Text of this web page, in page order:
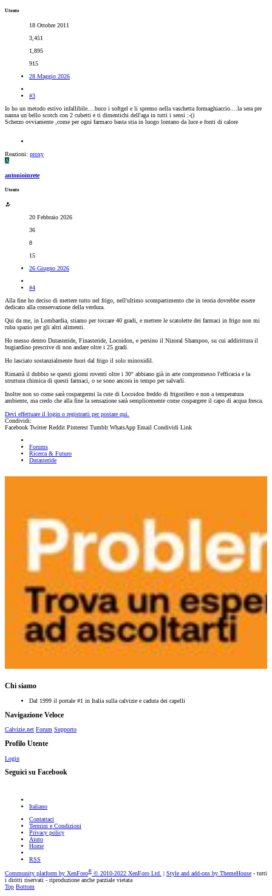
Utente
18 Ottobre 2011
3,451
1,895
915
28 Maggio 2026
#3
Io ho un metodo estivo infallibile....buco i softgel e li spremo nella vaschetta formaghiaccio....la sera pre
nanna un bello scotch con 2 cubetti e ti dimentichi dell'aga in tutti i sensi :-()
Scherzo ovviamente ,come per ogni farmaco basta stia in luogo lontano da luce e fonti di calore
Reazioni: proxy
A
antonioinrete
Utente
20 Febbraio 2026
36
8
15
26 Giugno 2026
#4
Alla fine ho deciso di mettere tutto nel frigo, nell'ultimo scompartimento che in teoria dovrebbe essere
dedicato alla conservazione della verdura.
Qui da me, in Lombardia, stiamo per toccare 40 gradi, e mettere le scatolette dei farmaci in frigo non mi
ruba spazio per gli altri alimenti.
Ho messo dentro Dutasteride, Finasteride, Locoidon, e persino il Nizoral Shampoo, su cui addirittura il
bugiardino prescrive di non andare oltre i 25 gradi.
Ho lasciato sostanzialmente fuori dal frigo il solo minoxidil.
Rimarrà il dubbio se questi giorni roventi oltre i 30° abbiano già in arte compromesso l'efficacia e la
struttura chimica di questi farmaci, o se sono ancora in tempo per salvarli.
Inoltre non so come sarà cospargermi la cute di Locoidon freddo di frigorifero e non a temperatura
ambiente, ma credo che alla fine la sensazione sarà semplicemente come cospargere il capo di acqua fresca.
Devi effettuare il login o registrarti per postare qui.
Condividi:
Facebook Twitter Reddit Pinterest Tumblr WhatsApp Email Condividi Link
Forums
Ricerca & Futuro
Dutasteride
Chi siamo
Dal 1999 il portale #1 in Italia sulla calvizie e caduta dei capelli
Navigazione Veloce
Calvizie.net Forum Supporto
Profilo Utente
Login
Seguici su Facebook
Italiano
Contattaci
Termini e Condizioni
Privacy policy
Aiuto
Home
RSS
Community platform by XenForo® © 2010-2022 XenForo Ltd. Style and add-ons by ThemeHouse - tutti
i diritti riservati - riproduzione anche parziale vietata
Top Bottom